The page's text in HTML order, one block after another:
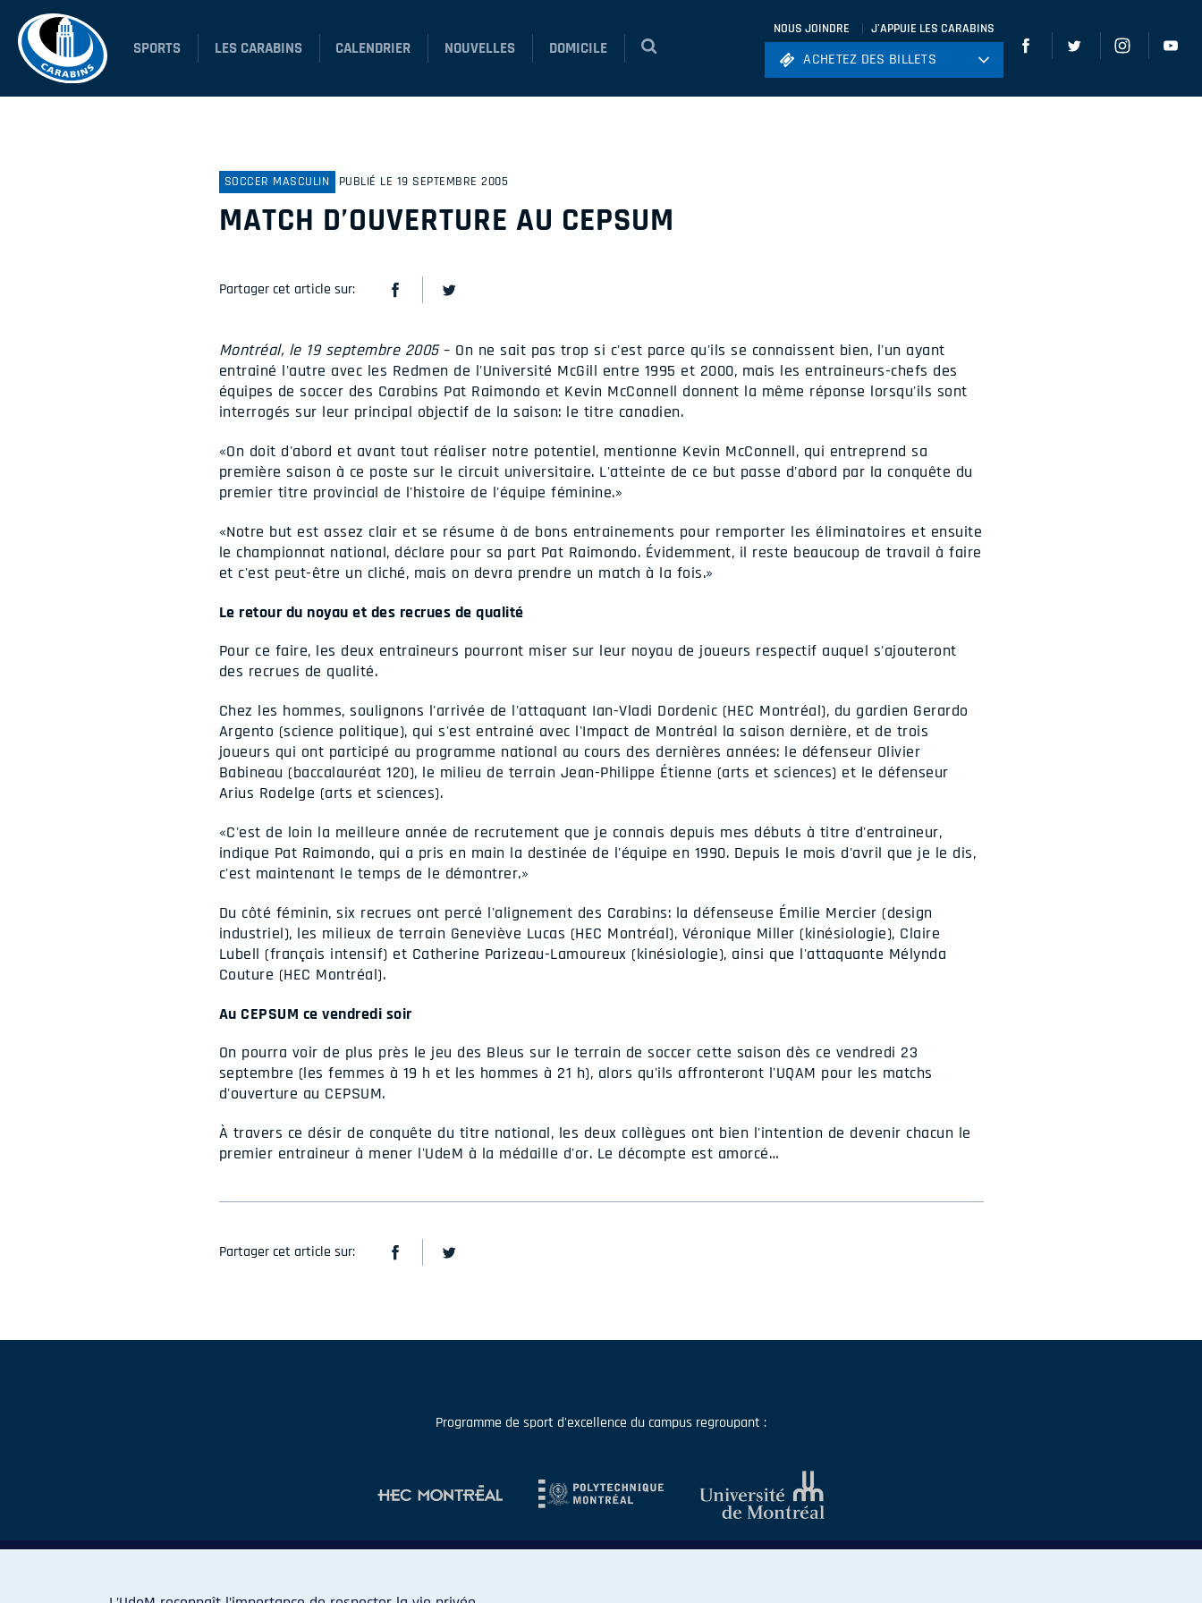
SPORTS LES CARABINS CALENDRIER NOUVELLES DOMICILE
NOUS JOINDRE J'APPUIE LES CARABINS
ACHETEZ DES BILLETS
ACHETEZ DES BILLETS
SOCCER MASCULIN PUBLIÉ LE 19 SEPTEMBRE 2005
MATCH D’OUVERTURE AU CEPSUM
Partager cet article sur:
Montréal, le 19 septembre 2005– On ne sait pas trop si c'est parce qu'ils se connaissent bien, l'un ayant
entrainé l'autre avec les Redmen de l'Université McGill entre 1995 et 2000, mais les entraineurs-chefs des
équipes de soccer des Carabins Pat Raimondo et Kevin McConnell donnent la même réponse lorsqu'ils sont
interrogés sur leur principal objectif de la saison: le titre canadien.
«On doit d'abord et avant tout réaliser notre potentiel, mentionne Kevin McConnell, qui entreprend sa
première saison à ce poste sur le circuit universitaire. L'atteinte de ce but passe d'abord par la conquête du
premier titre provincial de l'histoire de l'équipe féminine.»
«Notre but est assez clair et se résume à de bons entrainements pour remporter les éliminatoires et ensuite
le championnat national, déclare pour sa part Pat Raimondo. Évidemment, il reste beaucoup de travail à faire
et c'est peut-être un cliché, mais on devra prendre un match à la fois.»
Le retour du noyau et des recrues de qualité
Pour ce faire, les deux entraineurs pourront miser sur leur noyau de joueurs respectif auquel s'ajouteront
des recrues de qualité.
Chez les hommes, soulignons l'arrivée de l'attaquant Ian-Vladi Dordenic (HEC Montréal), du gardien Gerardo
Argento (science politique), qui s'est entrainé avec l'Impact de Montréal la saison dernière, et de trois
joueurs qui ont participé au programme national au cours des dernières années: le défenseur Olivier
Babineau (baccalauréat 120), le milieu de terrain Jean-Philippe Étienne (arts et sciences) et le défenseur
Arius Rodelge (arts et sciences).
«C'est de loin la meilleure année de recrutement que je connais depuis mes débuts à titre d'entraineur,
indique Pat Raimondo, qui a pris en main la destinée de l'équipe en 1990. Depuis le mois d'avril que je le dis,
c'est maintenant le temps de le démontrer.»
Du côté féminin, six recrues ont percé l'alignement des Carabins: la défenseuse Émilie Mercier (design
industriel), les milieux de terrain Geneviève Lucas (HEC Montréal), Véronique Miller (kinésiologie), Claire
Lubell (français intensif) et Catherine Parizeau-Lamoureux (kinésiologie), ainsi que l'attaquante Mélynda
Couture (HEC Montréal).
Au CEPSUM ce vendredi soir
On pourra voir de plus près le jeu des Bleus sur le terrain de soccer cette saison dès ce vendredi 23
septembre (les femmes à 19 h et les hommes à 21 h), alors qu'ils affronteront l'UQAM pour les matchs
d'ouverture au CEPSUM.
À travers ce désir de conquête du titre national, les deux collègues ont bien l'intention de devenir chacun le
premier entraineur à mener l'UdeM à la médaille d'or. Le décompte est amorcé…
Partager cet article sur:
Programme de sport d'excellence du campus regroupant :